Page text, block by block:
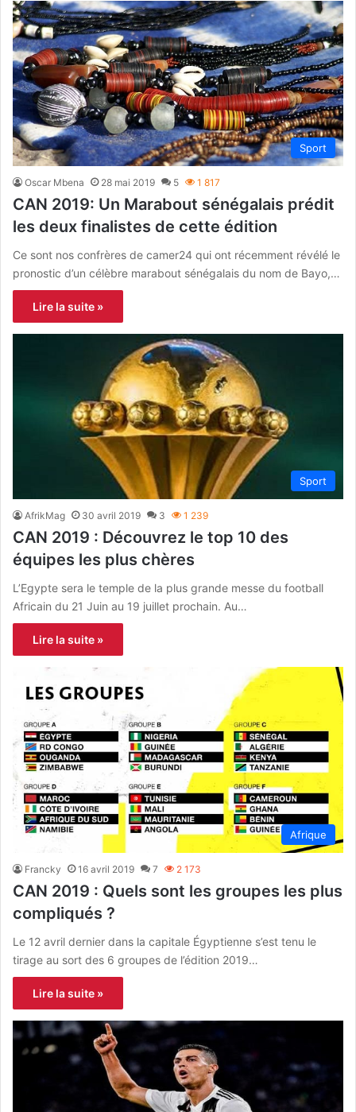
Sport
Oscar Mbena 28 mai 2019 5 1 817
CAN 2019: Un Marabout sénégalais prédit
les deux finalistes de cette édition
Ce sont nos confrères de camer24 qui ont récemment révélé le
pronostic d’un célèbre marabout sénégalais du nom de Bayo,…
Lire la suite »
Sport
AfrikMag 30 avril 2019 3 1 239
CAN 2019 : Découvrez le top 10 des
équipes les plus chères
L’Egypte sera le temple de la plus grande messe du football
Africain du 21 Juin au 19 juillet prochain. Au…
Lire la suite »
Afrique
Francky 16 avril 2019 7 2 173
CAN 2019 : Quels sont les groupes les plus
compliqués ?
Le 12 avril dernier dans la capitale Égyptienne s’est tenu le
tirage au sort des 6 groupes de l’édition 2019…
Lire la suite »